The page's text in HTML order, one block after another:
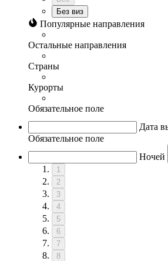
Без виз
Популярные направления
Остальные направления
Страны
Курорты
Обязательное поле
Дата
Обязательное поле
Ночей
1
2
3
4
5
6
7
8